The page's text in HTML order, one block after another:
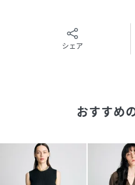
い。そんな想いからフランス
した〈BRILL〉がんばる自分
レディース
素材 麻65% 綿35%
サイズ
シェア
おすすめ